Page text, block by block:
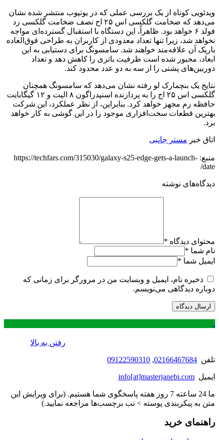
ویدئویی کوتاه از یک بررسی عملی که در یوتیوب منتشر شده نشان
می‌دهد که ضخامت گلکسی اس ۲۵ اج نصف ضخامت گلکسی زد
فولد ۶ خواهد بود. ظاهراً، این دستگاه با استقبال گسترده‌ای مواجه
نخواهد شد، زیرا تنها تعداد معدودی از کاربران به طراحی فوق‌العاده
باریک آن علاقه‌مند خواهند شد. سامسونگ برای دستیابی به این
ابعاد، مجبور شده است ظرفیت باتری را کاهش دهد و تعداد
دوربین‌های پشتی را از سه به دو عدد محدود کند.
نتایج یک بنچمارک لو رفته نشان می‌دهد که سامسونگ همچنان
گلکسی اس ۲۵ اج را به پردازنده اسنپدراگون ۸ الیت و ۱۲ گیگابایت
حافظه رم مجهز خواهد کرد. بنابراین، از نظر عملکرد، این شرکت
بهترین قطعات سخت‌افزاری موجود را در این گوشی به کار خواهد
برد.
اتاق خبر مستر جانبی
منبع: https://techfars.com/315030/galaxy-s25-edge-gets-a-launch-
date/
دیدگاه‌های نوشته
محتوای دیدگاه *
نام شما *
ایمیل شما *
ذخیره نام، ایمیل و وبسایت من در مرورگر برای زمانی که
دوباره دیدگاهی می‌نویسم.
.
رفتن به بالا
تلفن 02166467684
,
09122590310
ایمیل info[at]masterjanebi.com
ما 24 ساعته 7 روز هفته پاسخگوی شما هستیم. (برای ویرایش این
متن به پیکربندی پوسته > تب برچسب‌ها مراجعه نمایید.)
راهنمای خرید